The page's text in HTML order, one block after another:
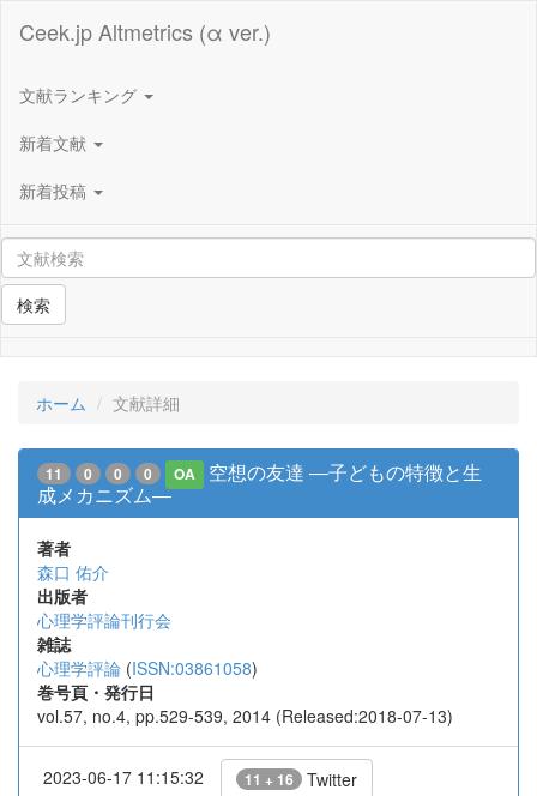
Ceek.jp Altmetrics (α ver.)
文献ランキング
新着文献
新着投稿
検索
ホーム 文献詳細
11 0 0 0 OA
空想の友達 ―子どもの特徴と生
成メカニズム―
著者
森口 佑介
出版者
心理学評論刊行会
雑誌
心理学評論 (ISSN:03861058)
巻号頁・発行日
vol.57, no.4, pp.529-539, 2014 (Released:2018-07-13)
2023-06-17 11:15:32 11 + 16 Twitter